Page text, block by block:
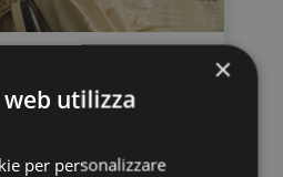
si nasconde
domanda?
21, 2026
×
utilizza
per personalizzare